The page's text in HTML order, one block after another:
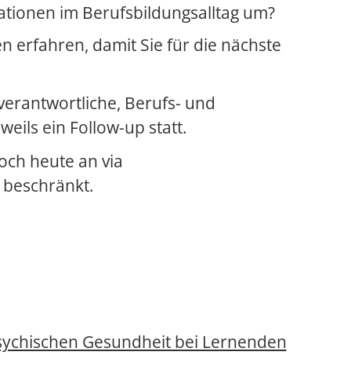
im Berufsbildungsalltag um?
erfahren, damit Sie für die nächste
Berufs- und
ein Follow-up statt.
heute an via
Gesundheit bei Lernenden